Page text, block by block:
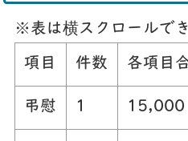
※表は横スクロールでき
項目 件数 各項目
弔慰 1 15,000